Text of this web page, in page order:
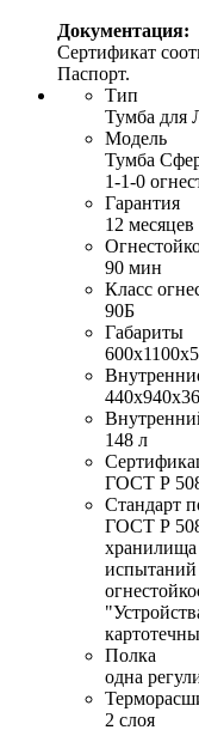
Документация:
Сертификат
Паспорт.
Тип
Тумба
Модель
Тумба
1-1-0
Гарантия
12 месяцев
90 мин
Класс
90Б
Габариты
148 л
ГОСТ Р
Стандарт
ГОСТ Р
хранилища
испытаний
Полка
одна
2 слоя